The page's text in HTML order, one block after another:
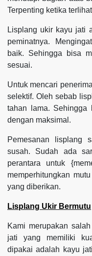
Terpenting ketika
Lisplang ukir kayu jati
peminatnya.
baik. Sehingga bisa
sesuai.
Untuk mencari
selektif. Oleh sebab
tahan lama. Sehingga
dengan maksimal.
Pemesanan lisplang
susah. Sudah ada
perantara untuk
memperhitungkan
yang diberikan.
Lisplang Ukir Bermutu
Kami merupakan
jati yang memiliki
dipakai adalah kayu